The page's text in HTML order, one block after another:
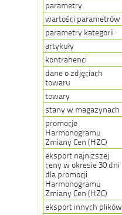
parametry
wartości parametrów
parametry kategorii
artykuły
kontrahenci
dane o zdjęciach
towaru
towary
stany w magazynach
promocje
Harmonogramu
Zmiany Cen (HZC)
eksport najniższej
ceny w okresie 30 dni
dla promocji
Harmonogramu
Zmiany Cen (HZC)
eksport innych plików